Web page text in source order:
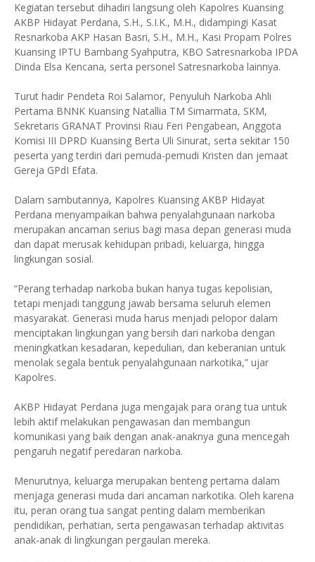
Kegiatan tersebut dihadiri langsung oleh Kapolres Kuansing
AKBP Hidayat Perdana, S.H., S.I.K., M.H., didampingi Kasat
Resnarkoba AKP Hasan Basri, S.H., M.H., Kasi Propam Polres
Kuansing IPTU Bambang Syahputra, KBO Satresnarkoba IPDA
Dinda Elsa Kencana, serta personel Satresnarkoba lainnya.
Turut hadir Pendeta Roi Salamor, Penyuluh Narkoba Ahli
Pertama BNNK Kuansing Natallia TM Simarmata, SKM,
Sekretaris GRANAT Provinsi Riau Feri Pengabean, Anggota
Komisi III DPRD Kuansing Berta Uli Sinurat, serta sekitar 150
peserta yang terdiri dari pemuda-pemudi Kristen dan jemaat
Gereja GPdI Efata.
Dalam sambutannya, Kapolres Kuansing AKBP Hidayat
Perdana menyampaikan bahwa penyalahgunaan narkoba
merupakan ancaman serius bagi masa depan generasi muda
dan dapat merusak kehidupan pribadi, keluarga, hingga
lingkungan sosial.
“Perang terhadap narkoba bukan hanya tugas kepolisian,
tetapi menjadi tanggung jawab bersama seluruh elemen
masyarakat. Generasi muda harus menjadi pelopor dalam
menciptakan lingkungan yang bersih dari narkoba dengan
meningkatkan kesadaran, kepedulian, dan keberanian untuk
menolak segala bentuk penyalahgunaan narkotika,” ujar
Kapolres.
AKBP Hidayat Perdana juga mengajak para orang tua untuk
lebih aktif melakukan pengawasan dan membangun
komunikasi yang baik dengan anak-anaknya guna mencegah
pengaruh negatif peredaran narkoba.
Menurutnya, keluarga merupakan benteng pertama dalam
menjaga generasi muda dari ancaman narkotika. Oleh karena
itu, peran orang tua sangat penting dalam memberikan
pendidikan, perhatian, serta pengawasan terhadap aktivitas
anak-anak di lingkungan pergaulan mereka.